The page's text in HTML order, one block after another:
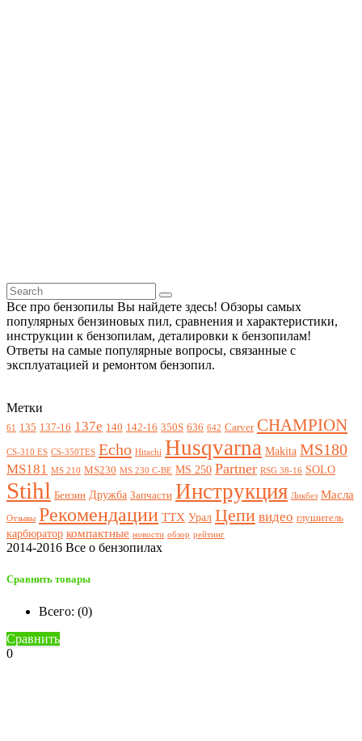
Все про бензопилы Вы найдете здесь! Обзоры самых
популярных бензиновых пил, сравнения и характеристики,
инструкции к бензопилам, деталировки к бензопилам!
Ответы на самые популярные вопросы, связанные с
эксплуатацией и ремонтом бензопил.
Метки
61 135 137-16 137e 140 142-16 350S 636 642 Carver CHAMPION
CS-310 ES CS-350TES Echo Hitachi Husqvarna Makita MS180
MS181 MS 210 MS230 MS 230 C-BE MS 250 Partner RSG 38-16 SOLO
Stihl Бензин Дружба Запчасти Инструкция Ликбез Масла
Отзывы Рекомендации ТТХ Урал Цепи видео глушитель
карбюратор компактные новости обзор рейтинг
2014-2016 Все о бензопилах
Сравнить товары
Всего: (0)
Сравнить
0